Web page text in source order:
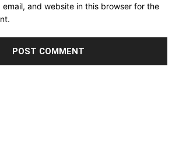
email, and website in this browser for the